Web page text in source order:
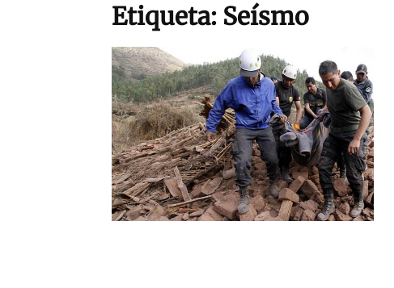
Etiqueta: Seísmo